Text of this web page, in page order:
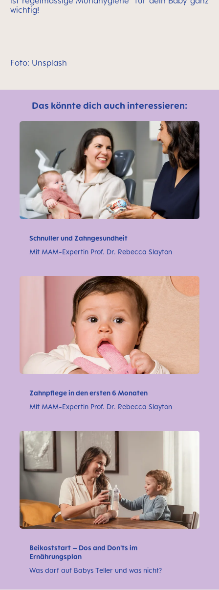
wichtig!
Foto: Unsplash
Das könnte dich auch interessieren:
Schnuller und Zahngesundheit
Mit MAM-Expertin Prof. Dr. Rebecca Slayton
Zahnpflege in den ersten 6 Monaten
Mit MAM-Expertin Prof. Dr. Rebecca Slayton
Beikoststart – Dos and Don'ts im
Ernährungsplan
Was darf auf Babys Teller und was nicht?